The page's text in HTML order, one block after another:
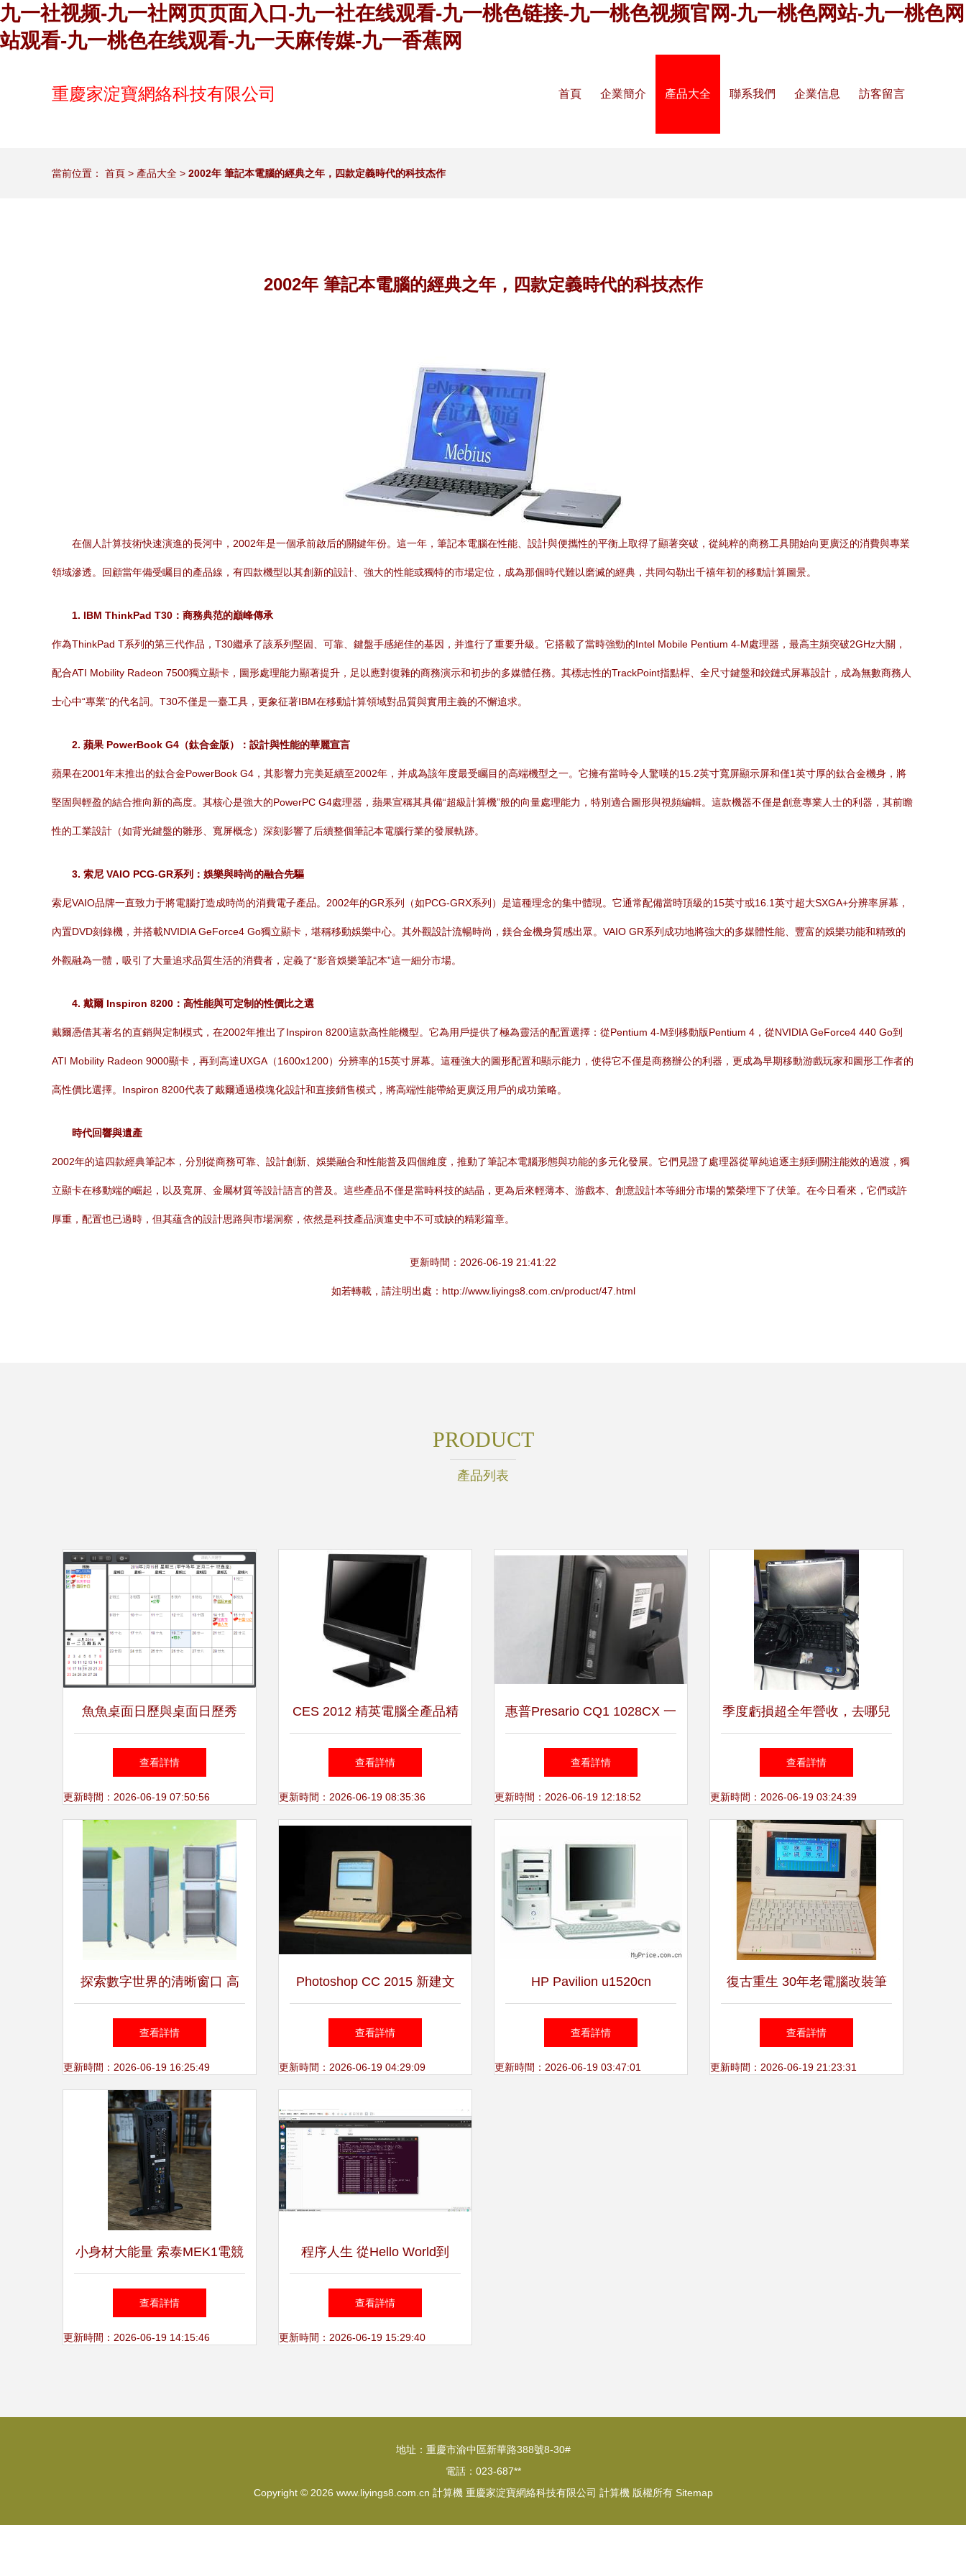
九一社视频-九一社网页页面入口-九一社在线观看-九一桃色链接-九一桃色视频官网-九一桃色网站-九一桃色网
站观看-九一桃色在线观看-九一天麻传媒-九一香蕉网
重慶家淀寶網絡科技有限公司 首頁 企業簡介 產品大全 聯系我們 企業信息 訪客留言
當前位置： 首頁 > 產品大全 > 2002年 筆記本電腦的經典之年，四款定義時代的科技杰作
2002年 筆記本電腦的經典之年，四款定義時代的科技杰作
在個人計算技術快速演進的長河中，2002年是一個承前啟后的關鍵年份。這一年，筆記本電腦在性能、設計與便攜性的平衡上取得了顯著突破，從純粹的商務工具開始向更廣泛的消費與專業
領域滲透。回顧當年備受矚目的產品線，有四款機型以其創新的設計、強大的性能或獨特的市場定位，成為那個時代難以磨滅的經典，共同勾勒出千禧年初的移動計算圖景。
1. IBM ThinkPad T30：商務典范的巔峰傳承
作為ThinkPad T系列的第三代作品，T30繼承了該系列堅固、可靠、鍵盤手感絕佳的基因，并進行了重要升級。它搭載了當時強勁的Intel Mobile Pentium 4-M處理器，最高主頻突破2GHz大關，
配合ATI Mobility Radeon 7500獨立顯卡，圖形處理能力顯著提升，足以應對復雜的商務演示和初步的多媒體任務。其標志性的TrackPoint指點桿、全尺寸鍵盤和鉸鏈式屏幕設計，成為無數商務人
士心中“專業”的代名詞。T30不僅是一臺工具，更象征著IBM在移動計算領域對品質與實用主義的不懈追求。
2. 蘋果 PowerBook G4（鈦合金版）：設計與性能的華麗宣言
蘋果在2001年末推出的鈦合金PowerBook G4，其影響力完美延續至2002年，并成為該年度最受矚目的高端機型之一。它擁有當時令人驚嘆的15.2英寸寬屏顯示屏和僅1英寸厚的鈦合金機身，將
堅固與輕盈的結合推向新的高度。其核心是強大的PowerPC G4處理器，蘋果宣稱其具備“超級計算機”般的向量處理能力，特別適合圖形與視頻編輯。這款機器不僅是創意專業人士的利器，其前瞻
性的工業設計（如背光鍵盤的雛形、寬屏概念）深刻影響了后續整個筆記本電腦行業的發展軌跡。
3. 索尼 VAIO PCG-GR系列：娛樂與時尚的融合先驅
索尼VAIO品牌一直致力于將電腦打造成時尚的消費電子產品。2002年的GR系列（如PCG-GRX系列）是這種理念的集中體現。它通常配備當時頂級的15英寸或16.1英寸超大SXGA+分辨率屏幕，
內置DVD刻錄機，并搭載NVIDIA GeForce4 Go獨立顯卡，堪稱移動娛樂中心。其外觀設計流暢時尚，鎂合金機身質感出眾。VAIO GR系列成功地將強大的多媒體性能、豐富的娛樂功能和精致的
外觀融為一體，吸引了大量追求品質生活的消費者，定義了“影音娛樂筆記本”這一細分市場。
4. 戴爾 Inspiron 8200：高性能與可定制的性價比之選
戴爾憑借其著名的直銷與定制模式，在2002年推出了Inspiron 8200這款高性能機型。它為用戶提供了極為靈活的配置選擇：從Pentium 4-M到移動版Pentium 4，從NVIDIA GeForce4 440 Go到
ATI Mobility Radeon 9000顯卡，再到高達UXGA（1600x1200）分辨率的15英寸屏幕。這種強大的圖形配置和顯示能力，使得它不僅是商務辦公的利器，更成為早期移動游戲玩家和圖形工作者的
高性價比選擇。Inspiron 8200代表了戴爾通過模塊化設計和直接銷售模式，將高端性能帶給更廣泛用戶的成功策略。
時代回響與遺產
2002年的這四款經典筆記本，分別從商務可靠、設計創新、娛樂融合和性能普及四個維度，推動了筆記本電腦形態與功能的多元化發展。它們見證了處理器從單純追逐主頻到關注能效的過渡，獨
立顯卡在移動端的崛起，以及寬屏、金屬材質等設計語言的普及。這些產品不僅是當時科技的結晶，更為后來輕薄本、游戲本、創意設計本等細分市場的繁榮埋下了伏筆。在今日看來，它們或許
厚重，配置也已過時，但其蘊含的設計思路與市場洞察，依然是科技產品演進史中不可或缺的精彩篇章。
更新時間：2026-06-19 21:41:22
如若轉載，請注明出處：http://www.liyings8.com.cn/product/47.html
PRODUCT
產品列表
魚魚桌面日歷與桌面日歷秀
3.5 計算機桌面效率工具的雙
璧
查看詳情
更新時間：2026-06-19 07:50:56
CES 2012 精英電腦全產品精
銳盡出，引領計算機行業新風
向
查看詳情
更新時間：2026-06-19 08:35:36
惠普Presario CQ1 1028CX 一
款經典一體電腦的圖文解析
查看詳情
更新時間：2026-06-19 12:18:52
季度虧損超全年營收，去哪兒
網的技術困局與破解之道
查看詳情
更新時間：2026-06-19 03:24:39
探索數字世界的清晰窗口 高
清圖片與計算機技術的演進
查看詳情
更新時間：2026-06-19 16:25:49
Photoshop CC 2015 新建文
檔功能詳解 計算機設計與創
作的第一步
查看詳情
更新時間：2026-06-19 04:29:09
HP Pavilion u1520cn
RB064AA 一款經典的家用多
媒體電腦
查看詳情
更新時間：2026-06-19 03:47:01
復古重生 30年老電腦改裝筆
記本，售價595英鎊的創新實
驗
查看詳情
更新時間：2026-06-19 21:23:31
小身材大能量 索泰MEK1電競
游戲主機圖賞
查看詳情
更新時間：2026-06-19 14:15:46
程序人生 從Hello World到
P2P計算機的飛躍——哈爾濱
工業大學計算機系統大作業實
查看詳情
更新時間：2026-06-19 15:29:40
地址：重慶市渝中區新華路388號8-30#
電話：023-687**
Copyright © 2026 www.liyings8.com.cn 計算機 重慶家淀寶網絡科技有限公司 計算機 版權所有 Sitemap